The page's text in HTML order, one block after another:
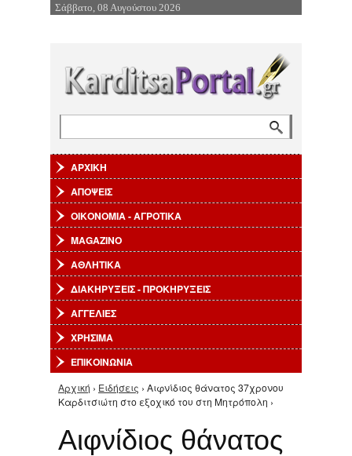
Επιστροφή στην Πλοήγηση
Σάββατο, 08 Αυγούστου 2026
ΑΡΧΙΚΗ
ΑΠΟΨΕΙΣ
ΟΙΚΟΝΟΜΙΑ - ΑΓΡΟΤΙΚΑ
MAGAZINO
ΑΘΛΗΤΙΚΑ
ΔΙΑΚΗΡΥΞΕΙΣ - ΠΡΟΚΗΡΥΞΕΙΣ
ΑΓΓΕΛΙΕΣ
ΧΡΗΣΙΜΑ
ΕΠΙΚΟΙΝΩΝΙΑ
Είστε εδώ
Αρχική › Ειδήσεις › Αιφνίδιος θάνατος 37χρονου
Καρδιτσιώτη στο εξοχικό του στη Μητρόπολη ›
Αιφνίδιος θάνατος